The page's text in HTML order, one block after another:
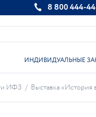
8 800 444-
ИНДИВИДУАЛЬНЫЕ
ИФЗ / Выставка